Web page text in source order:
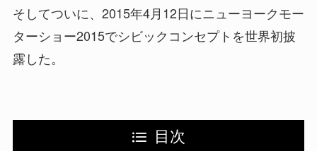
そしてついに、2015年4月12日にニューヨークモー
ターショー2015でシビックコンセプトを世界初披
露した。
目次